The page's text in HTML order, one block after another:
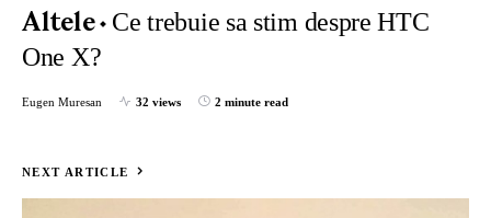
Altele
Ce trebuie sa stim despre HTC
One X?
Eugen Muresan 32 views 2 minute read
NEXT ARTICLE